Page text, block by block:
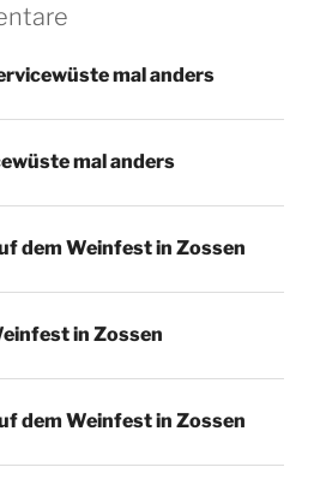
mal anders
mal anders
dem Weinfest in Zossen
in Zossen
dem Weinfest in Zossen